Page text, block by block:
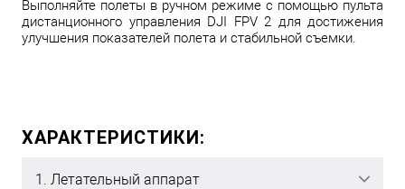
Выполняйте полеты в ручном режиме с помощью пульта
дистанционного управления DJI FPV 2 для достижения
улучшения показателей полета и стабильной съемки.
ХАРАКТЕРИСТИКИ:
1. Летательный аппарат